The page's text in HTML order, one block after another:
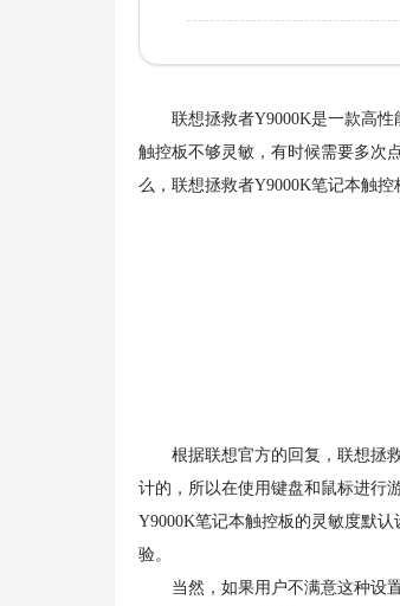
联想拯救者Y9000K是一款高性
触控板不够灵敏，有时候需要多次
么，联想拯救者Y9000K笔记本触
根据联想官方的回复，联想拯救
计的，所以在使用键盘和鼠标进行
Y9000K笔记本触控板的灵敏度默
验。
当然，如果用户不满意这种设置